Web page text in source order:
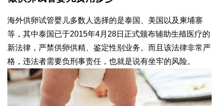
海外供卵试管婴儿多数人选择的是泰国、美国以及柬埔寨
等，其中泰国已于2015年4月28日正式颁布辅助生殖医疗的
新法律，严禁供卵供精、鉴定性别业务。而且该法律非常严
格，违法者需要负刑事责任，也就是说有坐牢的风险。